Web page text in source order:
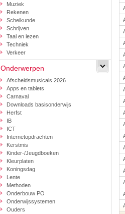
Muziek
Rekenen
Scheikunde
Schrijven
Taal en lezen
Techniek
Verkeer
Onderwerpen
Afscheidsmusicals 2026
Apps en tablets
Carnaval
Downloads basisonderwijs
Herfst
IB
ICT
Internetopdrachten
Kerstmis
Kinder-/Jeugdboeken
Kleurplaten
Koningsdag
Lente
Methoden
Onderbouw PO
Onderwijssystemen
Ouders